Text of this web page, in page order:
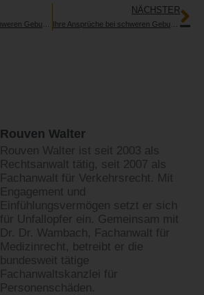
NÄCHSTER
Rouven Walter
Rouven Walter ist seit 2003 als
Rechtsanwalt tätig, seit 2007 als
Fachanwalt für Verkehrsrecht. Mit
Engagement und
Einfühlungsvermögen setzt er sich
für Unfallopfer ein. Gemeinsam mit
Dr. Dr. Wambach, Fachanwalt für
Medizinrecht, betreibt er die
bundesweit tätige
Fachanwaltskanzlei für
Personenschäden.